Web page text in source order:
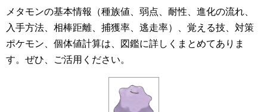
メタモンの基本情報（種族値、弱点、耐性、進化の流れ、
入手方法、相棒距離、捕獲率、逃走率）、覚える技、対策
ポケモン、個体値計算は、図鑑に詳しくまとめてありま
す。ぜひ、ご活用ください。